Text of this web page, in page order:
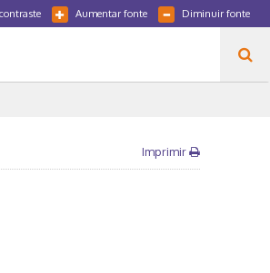
Diminuir fonte
Aumentar fonte
Imprimir